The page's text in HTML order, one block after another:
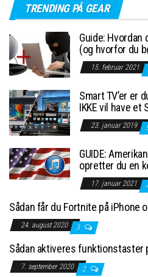
TRENDING PÅ GEAR
Guide:
(og hvorfor du
15. februar 2021
Smart TV’er er
IKKE vil have et
23. januar 2019
GUIDE:
opretter du en
17. januar 2021
Sådan får du Fortnite på iPhone
24. august 2020 3
Sådan aktiveres funktionstaster
7. september 2020 2